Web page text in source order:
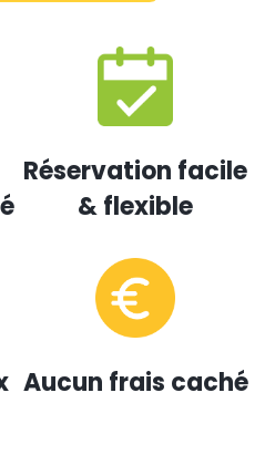
Réservation facile
& flexible
Aucun frais caché